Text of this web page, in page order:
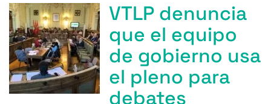
VTLP denuncia
que el equipo
de gobierno usa
el pleno para
debates